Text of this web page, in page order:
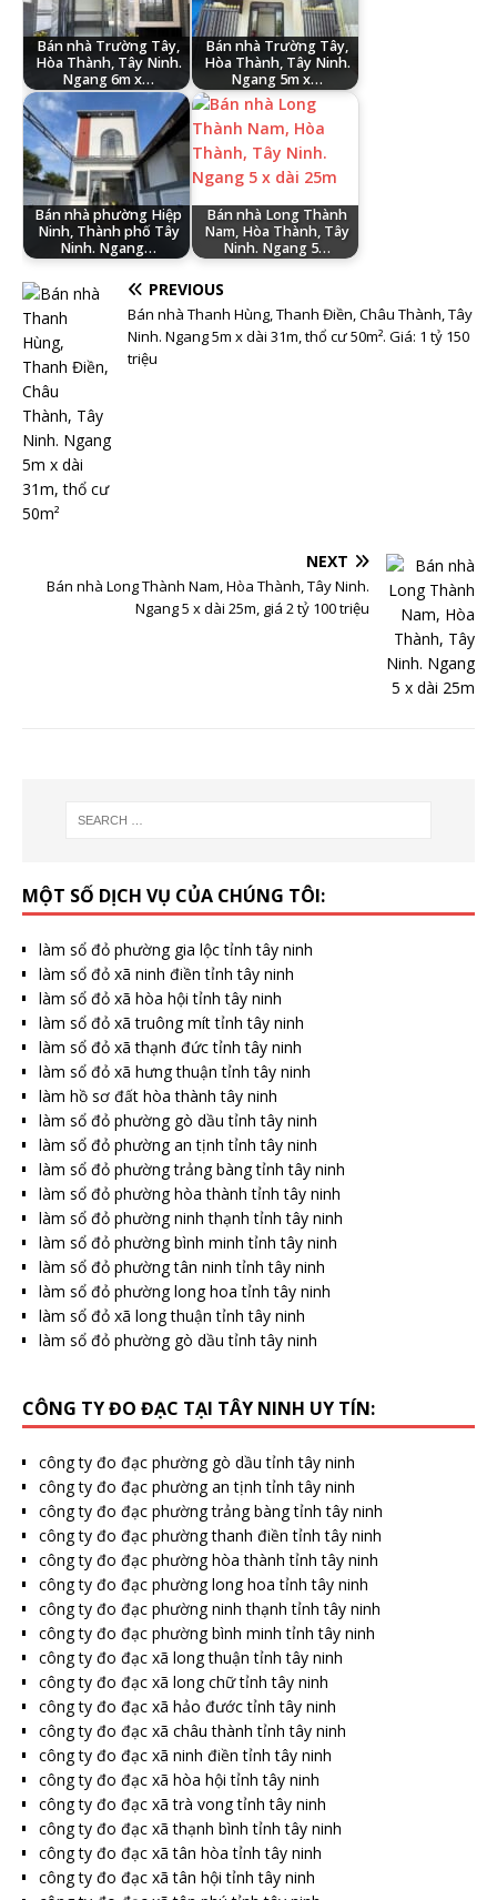
Bán nhà Trường Tây,
Hòa Thành, Tây Ninh.
Ngang 6m x…
Bán nhà Trường Tây,
Hòa Thành, Tây Ninh.
Ngang 5m x…
Bán nhà phường Hiệp
Ninh, Thành phố Tây
Ninh. Ngang…
Bán nhà Long Thành
Nam, Hòa Thành, Tây
Ninh. Ngang 5…
PREVIOUS
Bán nhà Thanh Hùng, Thanh Điền, Châu Thành, Tây
Ninh. Ngang 5m x dài 31m, thổ cư 50m². Giá: 1 tỷ 150
triệu
NEXT
Bán nhà Long Thành Nam, Hòa Thành, Tây Ninh.
Ngang 5 x dài 25m, giá 2 tỷ 100 triệu
MỘT SỐ DỊCH VỤ CỦA CHÚNG TÔI:
làm sổ đỏ phường gia lộc tỉnh tây ninh
làm sổ đỏ xã ninh điền tỉnh tây ninh
làm sổ đỏ xã hòa hội tỉnh tây ninh
làm sổ đỏ xã truông mít tỉnh tây ninh
làm sổ đỏ xã thạnh đức tỉnh tây ninh
làm sổ đỏ xã hưng thuận tỉnh tây ninh
làm hồ sơ đất hòa thành tây ninh
làm sổ đỏ phường gò dầu tỉnh tây ninh
làm sổ đỏ phường an tịnh tỉnh tây ninh
làm sổ đỏ phường trảng bàng tỉnh tây ninh
làm sổ đỏ phường hòa thành tỉnh tây ninh
làm sổ đỏ phường ninh thạnh tỉnh tây ninh
làm sổ đỏ phường bình minh tỉnh tây ninh
làm sổ đỏ phường tân ninh tỉnh tây ninh
làm sổ đỏ phường long hoa tỉnh tây ninh
làm sổ đỏ xã long thuận tỉnh tây ninh
làm sổ đỏ phường gò dầu tỉnh tây ninh
CÔNG TY ĐO ĐẠC TẠI TÂY NINH UY TÍN:
công ty đo đạc phường gò dầu tỉnh tây ninh
công ty đo đạc phường an tịnh tỉnh tây ninh
công ty đo đạc phường trảng bàng tỉnh tây ninh
công ty đo đạc phường thanh điền tỉnh tây ninh
công ty đo đạc phường hòa thành tỉnh tây ninh
công ty đo đạc phường long hoa tỉnh tây ninh
công ty đo đạc phường ninh thạnh tỉnh tây ninh
công ty đo đạc phường bình minh tỉnh tây ninh
công ty đo đạc xã long thuận tỉnh tây ninh
công ty đo đạc xã long chữ tỉnh tây ninh
công ty đo đạc xã hảo đước tỉnh tây ninh
công ty đo đạc xã châu thành tỉnh tây ninh
công ty đo đạc xã ninh điền tỉnh tây ninh
công ty đo đạc xã hòa hội tỉnh tây ninh
công ty đo đạc xã trà vong tỉnh tây ninh
công ty đo đạc xã thạnh bình tỉnh tây ninh
công ty đo đạc xã tân hòa tỉnh tây ninh
công ty đo đạc xã tân hội tỉnh tây ninh